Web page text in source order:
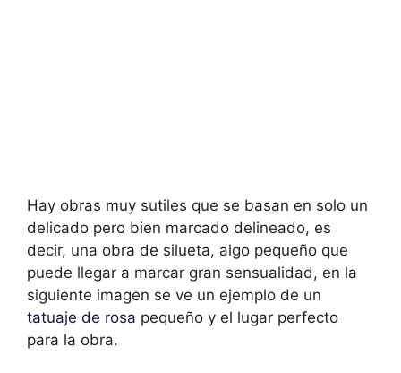
Hay obras muy sutiles que se basan en solo un
delicado pero bien marcado delineado, es
decir, una obra de silueta, algo pequeño que
puede llegar a marcar gran sensualidad, en la
siguiente imagen se ve un ejemplo de un
tatuaje de rosa pequeño y el lugar perfecto
para la obra.